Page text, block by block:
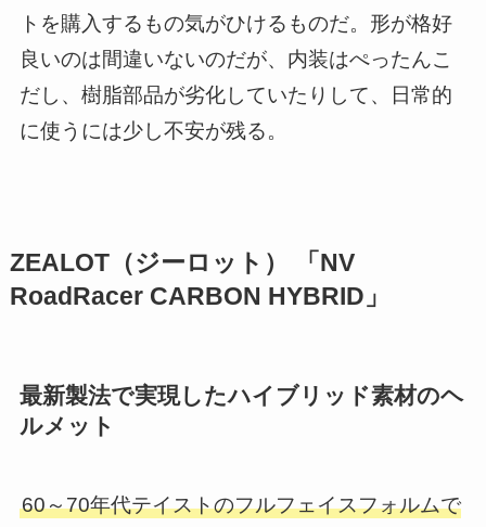
トを購入するもの気がひけるものだ。形が格好
良いのは間違いないのだが、内装はぺったんこ
だし、樹脂部品が劣化していたりして、日常的
に使うには少し不安が残る。
ZEALOT（ジーロット） 「NV
RoadRacer CARBON HYBRID」
最新製法で実現したハイブリッド素材のヘ
ルメット
60～70年代テイストのフルフェイスフォルムで